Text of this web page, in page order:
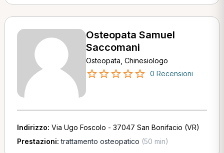
Osteopata Samuel
Saccomani
Osteopata, Chinesiologo
0 Recensioni
Indirizzo: Via Ugo Foscolo - 37047 San Bonifacio (VR)
Prestazioni:trattamento osteopatico (50 min)